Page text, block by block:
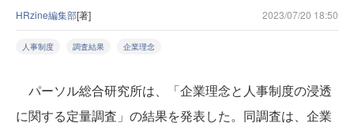
HRzine編集部[著] 2023/07/20 18:50
人事制度 調査結果 企業理念
パーソル総合研究所は、「企業理念と人事制度の浸透
に関する定量調査」の結果を発表した。同調査は、企業